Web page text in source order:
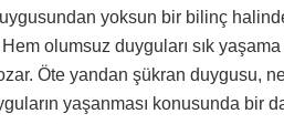
yoksun bir bilinç
olumsuz duyguları sık
Öte yandan şükran duygusu,
yaşanması konusunda bir